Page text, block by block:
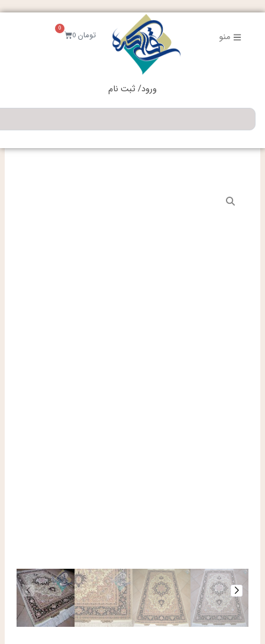
رفتن
منو تومان0
0
سبد
خرید
ورود/ ثبت نام
جستجو